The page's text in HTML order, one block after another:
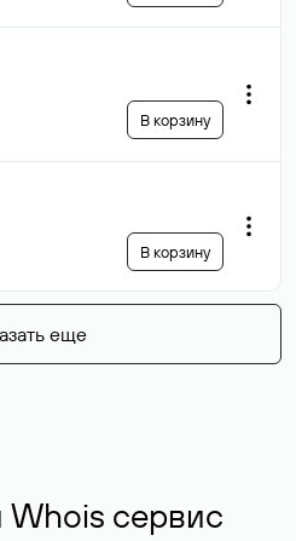
В корзину
В корзину
еще
Whois сервис